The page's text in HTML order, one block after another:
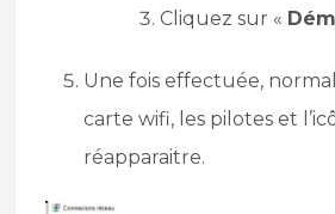
Cliquez sur «
Une fois effectuée,
carte wifi, les pilotes et
réapparaitre.